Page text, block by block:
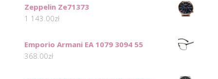
Zeppelin Ze71373
1 143.00zł
Emporio Armani EA 1079 3094 55
368.00zł